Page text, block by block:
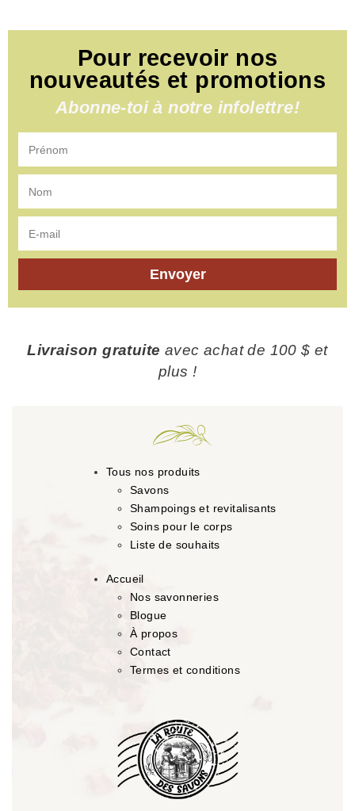
Pour recevoir nos
nouveautés et promotions
Abonne-toi à notre infolettre!
Envoyer
Livraison gratuite avec achat de 100 $ et
plus !
Tous nos produits
Savons
Shampoings et revitalisants
Soins pour le corps
Liste de souhaits
Accueil
Nos savonneries
Blogue
À propos
Contact
Termes et conditions